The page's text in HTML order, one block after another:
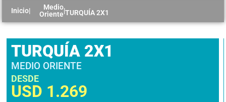
Inicio|
Medio
Oriente|TURQUÍA 2X1
TURQUÍA 2X1
MEDIO ORIENTE
DESDE
USD 1.269